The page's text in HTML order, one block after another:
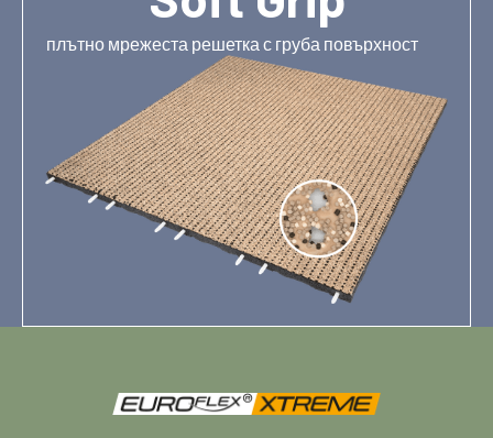
плътно мрежеста решетка с груба повърхност